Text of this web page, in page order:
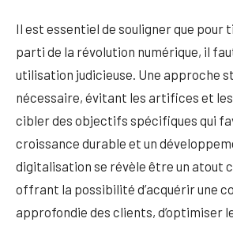
Il est essentiel de souligner que pour
parti de la révolution numérique, il
utilisation judicieuse. Une approche
nécessaire, évitant les artifices et
cibler des objectifs spécifiques qui
croissance durable et un
digitalisation se révèle être un atout
offrant la possibilité d’acquérir une
approfondie des clients, d’optimiser